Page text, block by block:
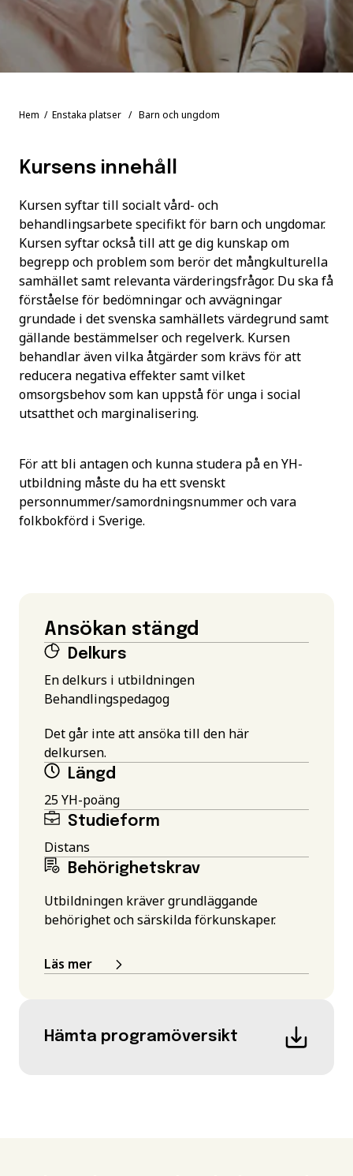
Hem / Enstaka platser / Barn och ungdom
Kursens innehåll
Kursen syftar till socialt vård- och
behandlingsarbete specifikt för barn och ungdomar.
Kursen syftar också till att ge dig kunskap om
begrepp och problem som berör det mångkulturella
samhället samt relevanta värderingsfrågor. Du ska få
förståelse för bedömningar och avvägningar
grundade i det svenska samhällets värdegrund samt
gällande bestämmelser och regelverk. Kursen
behandlar även vilka åtgärder som krävs för att
reducera negativa effekter samt vilket
omsorgsbehov som kan uppstå för unga i social
utsatthet och marginalisering.
För att bli antagen och kunna studera på en YH-
utbildning måste du ha ett svenskt
personnummer/samordningsnummer och vara
folkbokförd i Sverige.
Ansökan stängd
Delkurs
En delkurs i utbildningen
Behandlingspedagog
Det går inte att ansöka till den här
delkursen.
Längd
25 YH-poäng
Studieform
Distans
Behörighetskrav
Utbildningen kräver grundläggande
behörighet och särskilda förkunskaper.
Läs mer
Hämta programöversikt